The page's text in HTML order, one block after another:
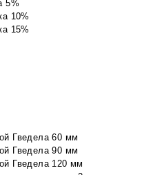
5%
10%
15%
Гведела 60 мм
Гведела 90 мм
Гведела 120 мм